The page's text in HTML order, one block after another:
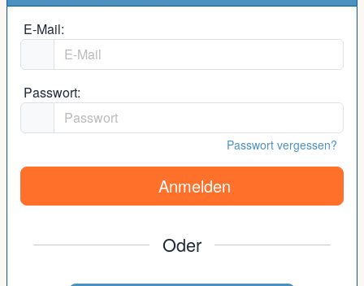
E-Mail:
Passwort:
Passwort vergessen?
Anmelden
Oder